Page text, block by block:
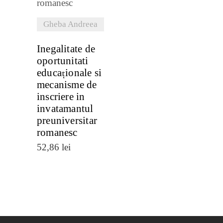
Gheba Andreea
Inegalitate de
oportunitati
educaționale si
mecanisme de
inscriere in
invatamantul
preuniversitar
romanesc
52,86 lei